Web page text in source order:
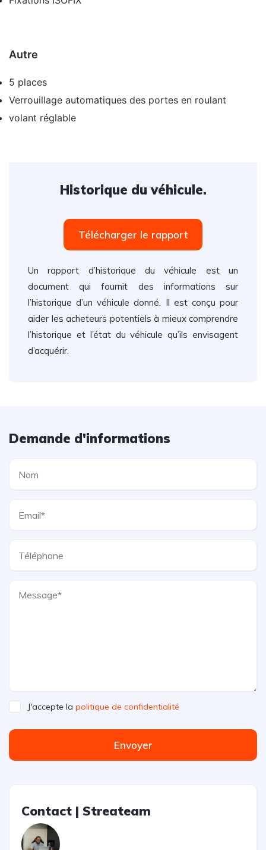
Autre
5 places
Verrouillage automatiques des portes en roulant
volant réglable
Historique du véhicule.
Télécharger le rapport
Un rapport d’historique du véhicule est un
document qui fournit des informations sur
l’historique d’un véhicule donné. Il est conçu pour
aider les acheteurs potentiels à mieux comprendre
l’historique et l’état du véhicule qu’ils envisagent
d’acquérir.
Demande d'informations
J'accepte la politique de confidentialité
Envoyer
Contact | Streateam